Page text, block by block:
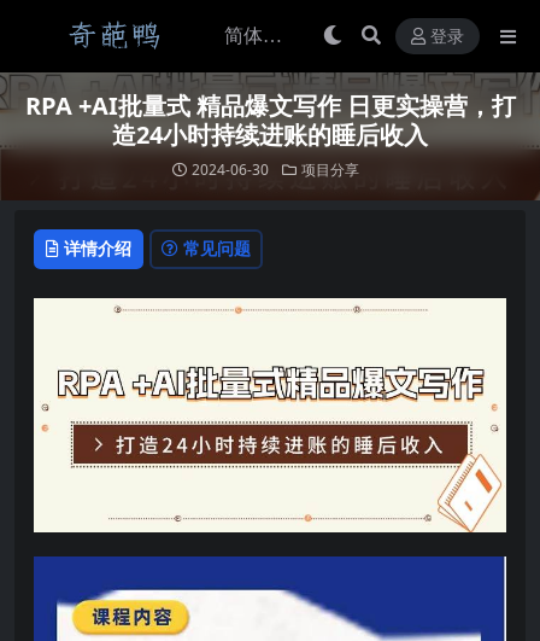
登录
RPA +AI批量式 精品爆文写作 日更实操营，打
造24小时持续进账的睡后收入
2024-06-30 项目分享
详情介绍 常见问题